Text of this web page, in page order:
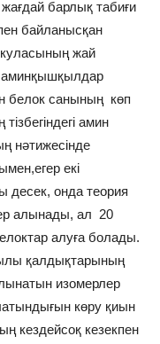
барлық табиғи
байланысқан
жай
белок санының көп
амин
нәтижесінде
екі
онда теория
алынады, ал 20
алуға болады.
қалдықтарының
изомерлер
көру қиын
кездейсоқ кезекпен